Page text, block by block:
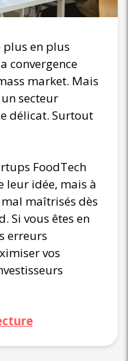
plus en plus
convergence
market. Mais
secteur
délicat. Surtout
FoodTech
leur idée, mais à
maîtrisés dès
Si vous êtes en
erreurs
vos